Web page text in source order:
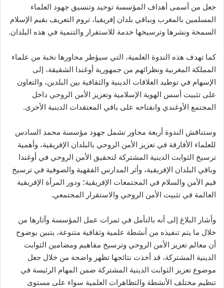
جعل من أسمى أهداف المؤسسة توحيد وتنسيق جهود العلماء
المسلمين بالمغرب وبباقي بلدان إفريقيا، تروم التعريف بقيم الإسلام
السمحة ونشرها وترسيخها خدمة للاستقرار والتنمية في هذه البلدان.
كما تهدف هذه الندوة العلمية، التي سيؤطر محاورها نخبة من علماء
المملكة المغربية ونظرائهم من جمهورية أوغندا الشقيقة، إلى
الإسهام في توطيد العلاقات الدينية والثقافية بين البلدين، والتعاون
على تثبيت أسس الهوية الإسلامية وتعزيز الأمن الروحي داخل
المجتمع الأوغندي وانفتاحه على باقي المعتقدات الدينية الأخرى.
وستناقش الندوة أربعة محاور تشمل جهود مؤسسة محمد السادس
للعلماء الأفارقة في تعزيز الأمن الروحي بالبلدان الإفريقية، وأهمية
ترسيخ الثوابت الدينية المشتركة لتحقيق الأمن الروحي في أوغندا
وباقي البلدان الإفريقية، وأثر المدارس الفقهية والصوفية في ترسيخ
قيم الأمن والسلام في المجتمعات الإفريقية؛ ودور المرأة الإفريقية
العالمة في تثبيت الأمن الروحي والاستقرار المجتمعي.
وأشار البلاغ إلى أنه بالتأمل في ثمرات عمل المؤسسة وآثارها من
خلال ما يتم تنفيذه من أنشطة علمية وثقافية متنوعة، يتبين بوضوح
أن معالم تعزيز الأمن الروحي وترسيخ مفاهيم ومضامين الثوابت
الدينية المشتركة، قد أخذت نتائجها تظهر واضحة من خلال جعل
موضوع تعزيز الثوابت الدينية المشتركة ضمن المهام الرئيسة في
تنظيم مختلف الأنشطة والتظاهرات العلمية سواء على مستوى